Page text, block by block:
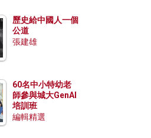
歷史給中國人一個
公道
張建雄
60名中小特幼老
師參與城大GenAI
培訓班
編輯精選